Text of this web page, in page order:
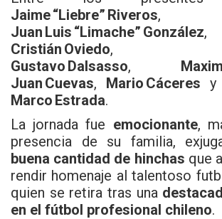
Jaime “Liebre” Riveros,
Juan Luis “Limache” González,
Cristián Oviedo,
Gustavo Dalsasso,
Juan Cuevas, Mario Cáceres y
Marco Estrada.
La jornada fue emocionante,
presencia de su familia,
buena cantidad de hinchas que
rendir homenaje al talentoso
quien se retira tras una
en el fútbol profesional chileno.